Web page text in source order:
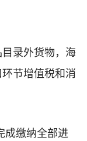
录外货物，海
节增值税和消
成缴纳全部进